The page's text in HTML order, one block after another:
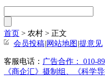
首页 > 农村 > 正文
会员投稿|网站地图 |提意见
客服电话： 广告合作： 010-
《商企汇》摄制组、《科学